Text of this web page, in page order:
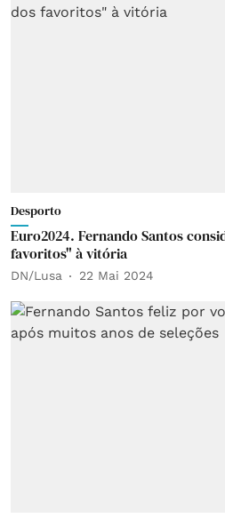
Desporto
Euro2024. Fernando Santos
favoritos" à vitória
DN/Lusa 22 Mai 2024